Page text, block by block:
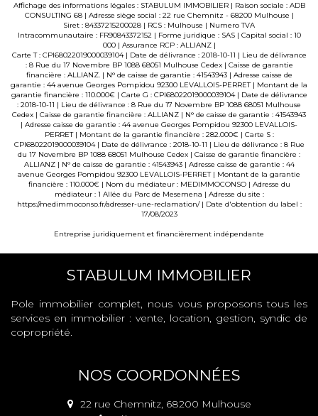
Affichage des informations légales : STABULUM IMMOBILIER | Raison sociale : ADB
CONSULTING 68 | Adresse siège social : 22 rue Chemnitz - 68200 Mulhouse |
Siret : 84337215200028 | RCS : Mulhouse | Numero TVA
Intracommunautaire : FR90843372152 | Forme juridique : SAS | Capital social : 10
000 | Assurance RCP : ALLIANZ |
Carte T : CPI68022019000039104 | Date de délivrance : 2018-10-11 | Lieu de délivrance
: 8 Rue du 17 Novembre BP 1088 68051 Mulhouse Cedex | Caisse de garantie
financière : ALLIANZ. | N° de caisse de garantie : 41543943 | Adresse caisse de
garantie : 44 avenue Georges Pompidou 92300 LEVALLOIS-PERRET | Montant de la
garantie financière : 110.000€ | Carte G : CPI68022019000039104 | Date de délivrance
: 2018-10-11 | Lieu de délivrance : 8 Rue du 17 Novembre BP 1088 68051 Mulhouse
Cedex | Caisse de garantie financière : ALLIANZ | N° de caisse de garantie : 41543943
| Adresse caisse de garantie : 44 avenue Georges Pompidou 92300 LEVALLOIS-
PERRET | Montant de la garantie financière : 282.000€ | Carte S :
CPI68022019000039104 | Date de délivrance : 2018-10-11 | Lieu de délivrance : 8 Rue
du 17 Novembre BP 1088 68051 Mulhouse Cedex | Caisse de garantie financière :
ALLIANZ | N° de caisse de garantie : 41543943 | Adresse caisse de garantie : 44
avenue Georges Pompidou 92300 LEVALLOIS-PERRET | Montant de la garantie
financière : 110.000€ | Nom du médiateur : MEDIMMOCONSO | Adresse du
médiateur : 1 Allée du Parc de Mesemena | Adresse du site :
https://medimmoconso.fr/adresser-une-reclamation/| Date d'obtention du label :
17/08/2023
Entreprise juridiquement et financièrement indépendante
STABULUM IMMOBILIER
Pole immobilier complet, nous vous proposons tous les
services en immobilier : vente, location, gestion, syndic de
copropriété.
NOS COORDONNÉES
22 rue Chemnitz, 68200 Mulhouse